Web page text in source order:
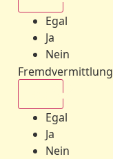
Egal
Ja
Nein
Fremdvermittlung
Egal
Ja
Nein